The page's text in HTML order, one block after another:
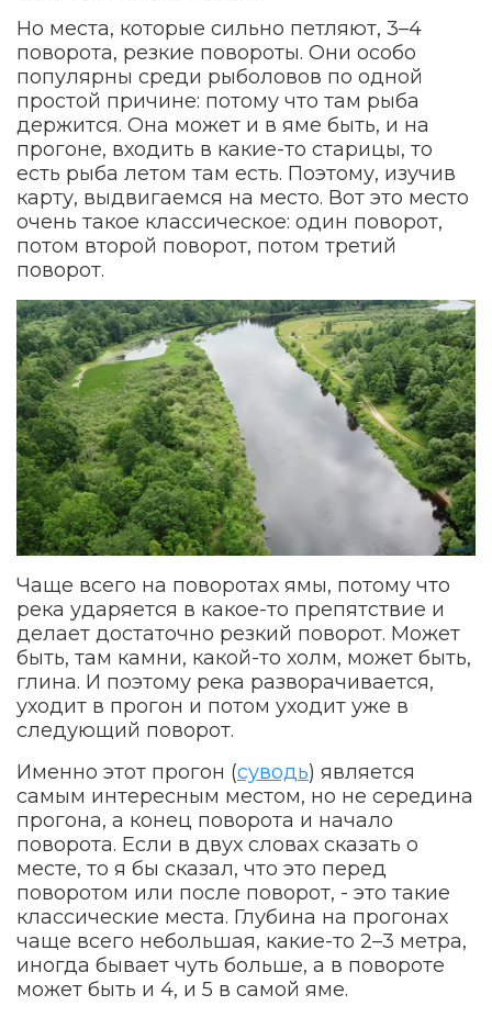
Но места, которые сильно петляют, 3–4
поворота, резкие повороты. Они особо
популярны среди рыболовов по одной
простой причине: потому что там рыба
держится. Она может и в яме быть, и на
прогоне, входить в какие-то старицы, то
есть рыба летом там есть. Поэтому, изучив
карту, выдвигаемся на место. Вот это место
очень такое классическое: один поворот,
потом второй поворот, потом третий
поворот.
Чаще всего на поворотах ямы, потому что
река ударяется в какое-то препятствие и
делает достаточно резкий поворот. Может
быть, там камни, какой-то холм, может быть,
глина. И поэтому река разворачивается,
уходит в прогон и потом уходит уже в
следующий поворот.
Именно этот прогон (суводь) является
самым интересным местом, но не середина
прогона, а конец поворота и начало
поворота. Если в двух словах сказать о
месте, то я бы сказал, что это перед
поворотом или после поворот, - это такие
классические места. Глубина на прогонах
чаще всего небольшая, какие-то 2–3 метра,
иногда бывает чуть больше, а в повороте
может быть и 4, и 5 в самой яме.